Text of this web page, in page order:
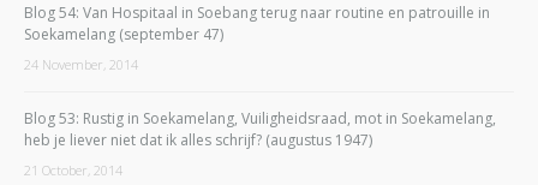
Blog 54: Van Hospitaal in Soebang terug naar routine en patrouille in
Soekamelang (september 47)
24 November, 2014
Blog 53: Rustig in Soekamelang, Vuiligheidsraad, mot in Soekamelang,
heb je liever niet dat ik alles schrijf? (augustus 1947)
21 October, 2014